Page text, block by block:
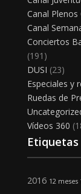
Canal Plenos
Canal
Conciertos
(191)
DUSI (23)
Especiales y
Ruedas de
Vídeos 360
Etiquetas
2016 12 meses